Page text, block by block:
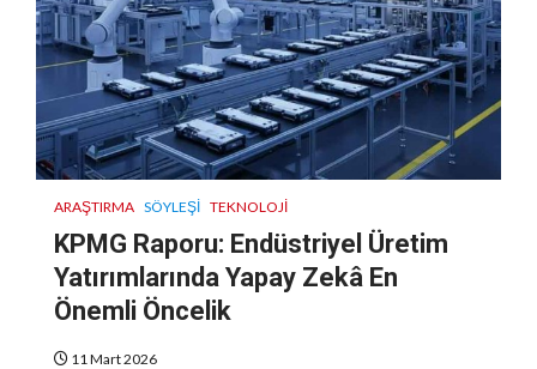
ARAŞTIRMA SÖYLEŞI TEKNOLOJI
KPMG Raporu: Endüstriyel Üretim
Yatırımlarında Yapay Zekâ En
Önemli Öncelik
11 Mart 2026